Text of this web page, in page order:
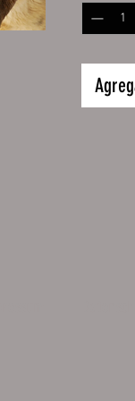
Größe:
32 x 24
Inhalt 1
Die